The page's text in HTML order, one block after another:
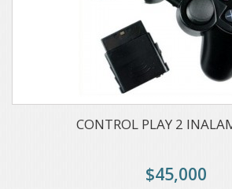
CONTROL PLAY 2
$45,000